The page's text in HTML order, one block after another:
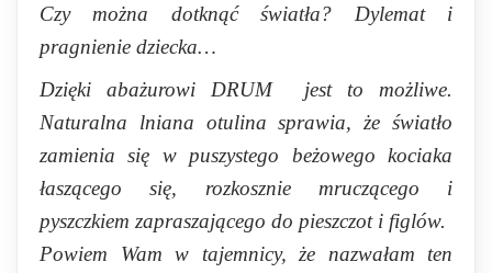
Czy można dotknąć światła? Dylemat i
pragnienie dziecka…
Dzięki abażurowi DRUM jest to możliwe.
Naturalna lniana otulina sprawia, że światło
zamienia się w puszystego beżowego kociaka
łaszącego się, rozkosznie mruczącego i
pyszczkiem zapraszającego do pieszczot i figlów.
Powiem Wam w tajemnicy, że nazwałam ten